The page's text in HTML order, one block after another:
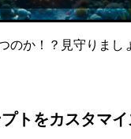
！？見守りましょ
トをカスタマ